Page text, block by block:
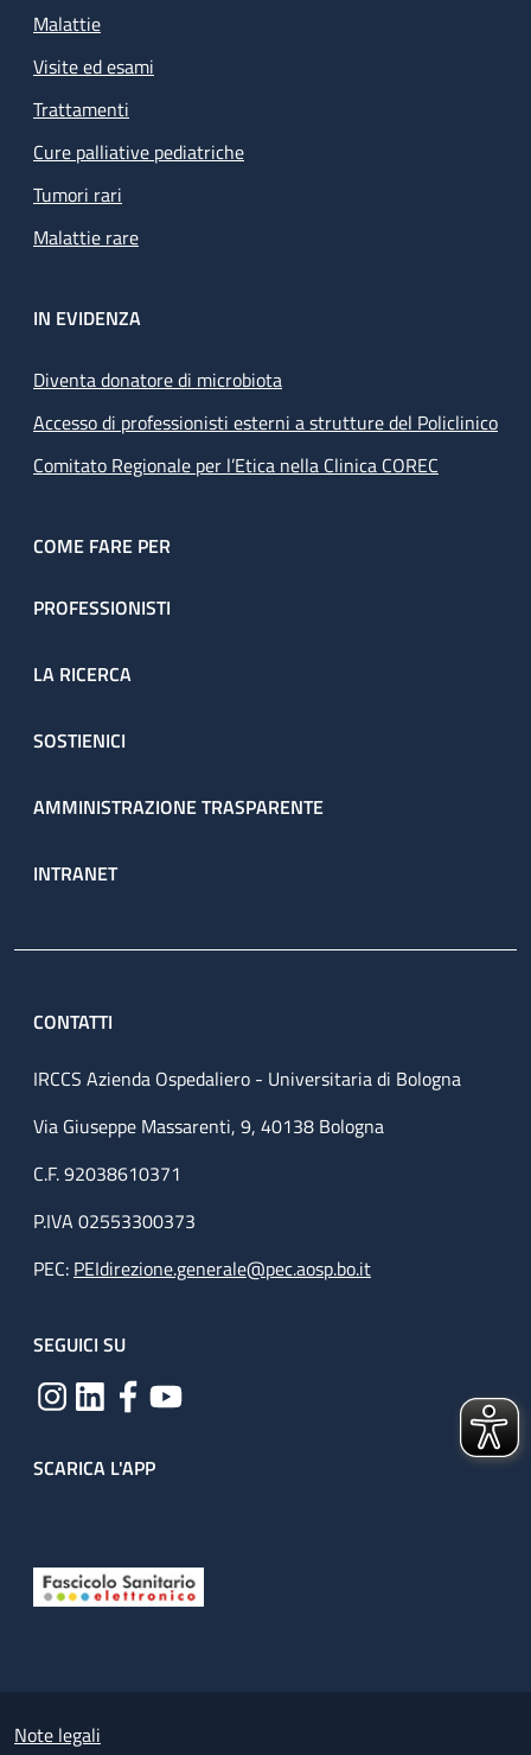
Malattie
Visite ed esami
Trattamenti
Cure palliative pediatriche
Tumori rari
Malattie rare
IN EVIDENZA
Diventa donatore di microbiota
Accesso di professionisti esterni a strutture del Policlinico
Comitato Regionale per l’Etica nella Clinica COREC
COME FARE PER
PROFESSIONISTI
LA RICERCA
SOSTIENICI
AMMINISTRAZIONE TRASPARENTE
INTRANET
CONTATTI
IRCCS Azienda Ospedaliero - Universitaria di Bologna
Via Giuseppe Massarenti, 9, 40138 Bologna
C.F. 92038610371
P.IVA 02553300373
PEC: PEIdirezione.generale@pec.aosp.bo.it
SEGUICI SU
SCARICA L'APP
Small prints
Note legali